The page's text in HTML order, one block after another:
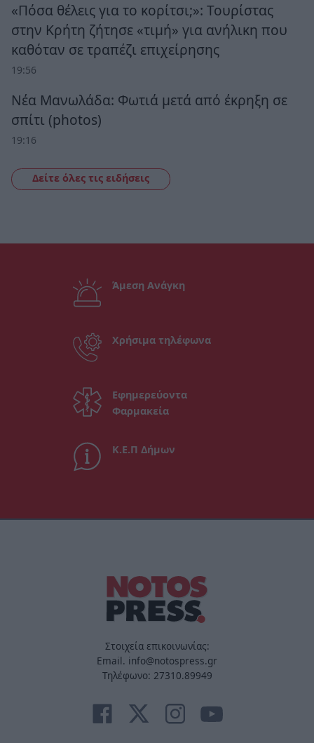
«Πόσα θέλεις για το κορίτσι;»: Τουρίστας
στην Κρήτη ζήτησε «τιμή» για ανήλικη που
καθόταν σε τραπέζι επιχείρησης
19:56
Νέα Μανωλάδα: Φωτιά μετά από έκρηξη σε
σπίτι (photos)
19:16
Δείτε όλες τις ειδήσεις
Άμεση Ανάγκη
Χρήσιμα τηλέφωνα
Εφημερεύοντα
Φαρμακεία
Κ.Ε.Π Δήμων
Στοιχεία επικοινωνίας:
Email. info@notospress.gr
Τηλέφωνο: 27310.89949